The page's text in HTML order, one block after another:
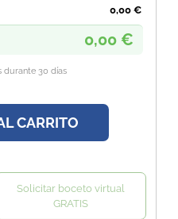
0,00 €
0,00 €
durante 30 días
CARRITO
Solicitar boceto virtual
GRATIS